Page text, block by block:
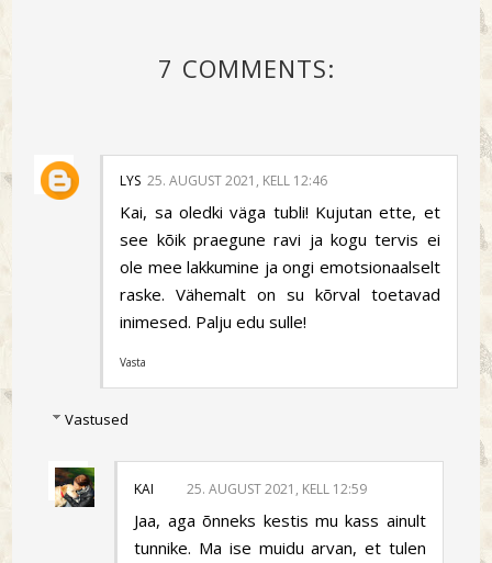
7 COMMENTS:
LYS 25. AUGUST 2021, KELL 12:46
Kai, sa oledki väga tubli! Kujutan ette, et
see kõik praegune ravi ja kogu tervis ei
ole mee lakkumine ja ongi emotsionaalselt
raske. Vähemalt on su kõrval toetavad
inimesed. Palju edu sulle!
Vasta
Vastused
KAI 25. AUGUST 2021, KELL 12:59
Jaa, aga õnneks kestis mu kass ainult
tunnike. Ma ise muidu arvan, et tulen